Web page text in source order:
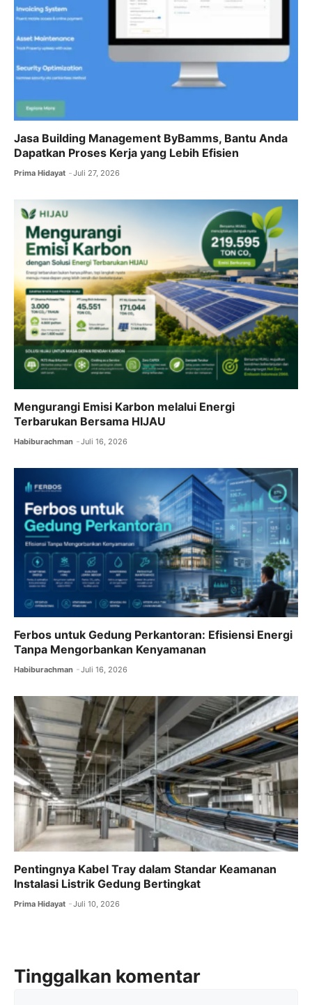
Jasa Building Management ByBamms, Bantu Anda
Dapatkan Proses Kerja yang Lebih Efisien
Prima Hidayat Juli 27, 2026
Mengurangi Emisi Karbon melalui Energi
Terbarukan Bersama HIJAU
Habiburachman Juli 16, 2026
Ferbos untuk Gedung Perkantoran: Efisiensi Energi
Tanpa Mengorbankan Kenyamanan
Habiburachman Juli 16, 2026
Pentingnya Kabel Tray dalam Standar Keamanan
Instalasi Listrik Gedung Bertingkat
Prima Hidayat Juli 10, 2026
Tinggalkan komentar